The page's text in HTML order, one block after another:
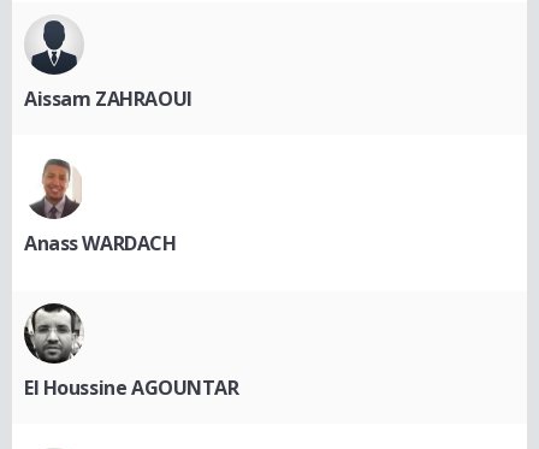
Aissam ZAHRAOUI
Anass WARDACH
El Houssine AGOUNTAR